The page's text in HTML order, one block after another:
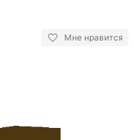
Мне нравится